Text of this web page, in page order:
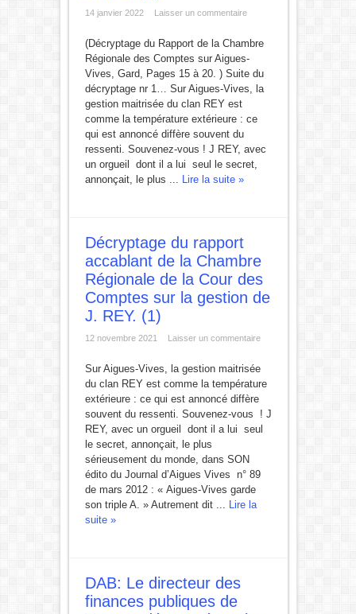
14 janvier 2022 Laisser un commentaire
(Décryptage du Rapport de la Chambre
Régionale des Comptes sur Aigues-
Vives, Gard, Pages 15 à 20. ) Suite du
décryptage nr 1… Sur Aigues-Vives, la
gestion maitrisée du clan REY est
comme la température extérieure : ce
qui est annoncé diffère souvent du
ressenti. Souvenez-vous ! J REY, avec
un orgueil dont il a lui seul le secret,
annonçait, le plus ... Lire la suite »
Décryptage du rapport
accablant de la Chambre
Régionale de la Cour des
Comptes sur la gestion de
J. REY. (1)
12 novembre 2021 Laisser un commentaire
Sur Aigues-Vives, la gestion maitrisée
du clan REY est comme la température
extérieure : ce qui est annoncé diffère
souvent du ressenti. Souvenez-vous ! J
REY, avec un orgueil dont il a lui seul
le secret, annonçait, le plus
sérieusement du monde, dans SON
édito du Journal d’Aigues Vives n° 89
de mars 2012 : « Aigues-Vives garde
son triple A. » Autrement dit ... Lire la
suite »
DAB: Le directeur des
finances publiques de